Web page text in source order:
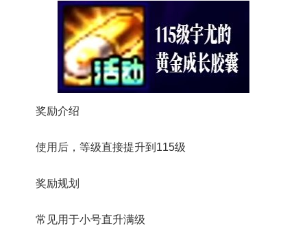
奖励介绍
使用后，等级直接提升到115级
奖励规划
常见用于小号直升满级